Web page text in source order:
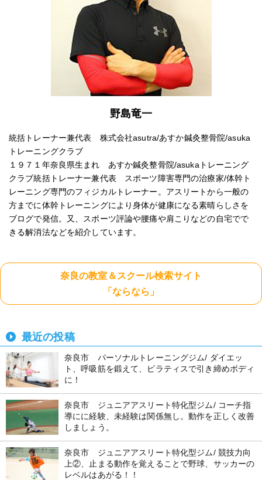
野島竜一
統括トレーナー兼代表 株式会社asutra/あすか鍼灸整骨院/asuka
トレーニングクラブ
１９７１年奈良県生まれ あすか鍼灸整骨院/asukaトレーニング
クラブ統括トレーナー兼代表 スポーツ障害専門の治療家/体幹ト
レーニング専門のフィジカルトレーナー。アスリートから一般の
方までに体幹トレーニングにより身体が健康になる素晴らしさを
ブログで発信。又、スポーツ評論や腰痛や肩こりなどの自宅でで
きる解消法などを紹介しています。
奈良の教室＆スクール検索サイト
「ならなら」
最近の投稿
奈良市 パーソナルトレーニングジム/ ダイエッ
ト、呼吸筋を鍛えて、ピラティスで引き締めボディ
に！
奈良市 ジュニアアスリート特化型ジム/ コーチ指
導にに経験、未経験は関係無し。動作を正しく改善
しましょう。
奈良市 ジュニアアスリート特化型ジム/ 競技力向
上②、止まる動作を覚えることで野球、サッカーの
レベルはあがる！！